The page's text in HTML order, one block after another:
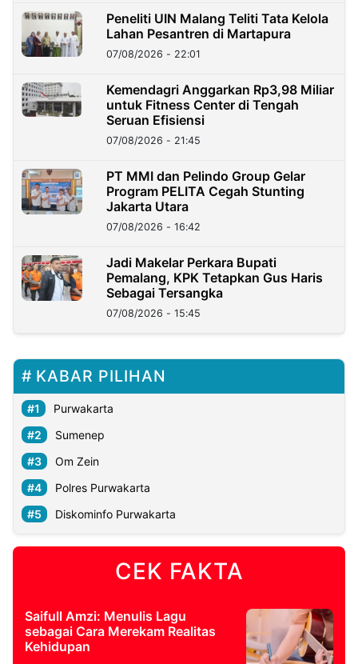
Peneliti UIN Malang Teliti Tata Kelola
Lahan Pesantren di Martapura
07/08/2026 - 22:01
Kemendagri Anggarkan Rp3,98 Miliar
untuk Fitness Center di Tengah
Seruan Efisiensi
07/08/2026 - 21:45
PT MMI dan Pelindo Group Gelar
Program PELITA Cegah Stunting
Jakarta Utara
07/08/2026 - 16:42
Jadi Makelar Perkara Bupati
Pemalang, KPK Tetapkan Gus Haris
Sebagai Tersangka
07/08/2026 - 15:45
KABAR PILIHAN
Purwakarta
Sumenep
Om Zein
Polres Purwakarta
Diskominfo Purwakarta
CEK FAKTA
Saifull Amzi: Menulis Lagu
sebagai Cara Merekam Realitas
Kehidupan